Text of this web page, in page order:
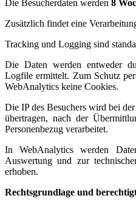
Die Besucherdaten werden 8
Zusätzlich findet eine
Tracking und Logging sind
Die Daten werden entweder
Logfile ermittelt. Zum Schutz
WebAnalytics keine Cookies.
Die IP des Besuchers wird bei
übertragen, nach der
Personenbezug verarbeitet.
In WebAnalytics werden
Auswertung und zur
erhoben.
Rechtsgrundlage und